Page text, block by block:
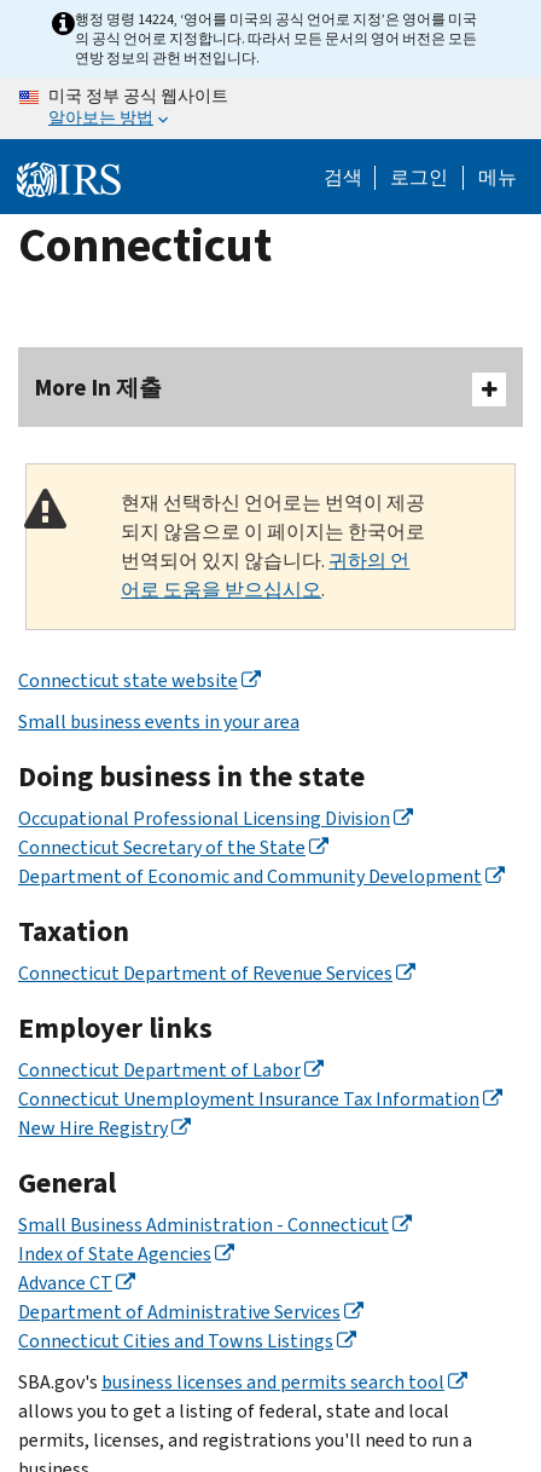
content
행정 명령 14224, ‘영어를 미국의 공식 언어로 지정’은 영어를 미국
의 공식 언어로 지정합니다. 따라서 모든 문서의 영어 버전은 모든
연방 정보의 관헌 버전입니다.
미국 정부 공식 웹사이트
알아보는 방법
검색 로그인 메뉴
Connecticut
More In 제출
현재 선택하신 언어로는 번역이 제공
되지 않음으로 이 페이지는 한국어로
번역되어 있지 않습니다. 귀하의 언
어로 도움을 받으십시오.
Connecticut state website
Small business events in your area
Doing business in the state
Occupational Professional Licensing Division
Connecticut Secretary of the State
Department of Economic and Community Development
Taxation
Connecticut Department of Revenue Services
Employer links
Connecticut Department of Labor
Connecticut Unemployment Insurance Tax Information
New Hire Registry
General
Small Business Administration - Connecticut
Index of State Agencies
Advance CT
Department of Administrative Services
Connecticut Cities and Towns Listings
SBA.gov's business licenses and permits search tool
allows you to get a listing of federal, state and local
permits, licenses, and registrations you'll need to run a